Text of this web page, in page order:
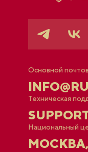
Основной
Техническая
Национальный
МОСКВА,